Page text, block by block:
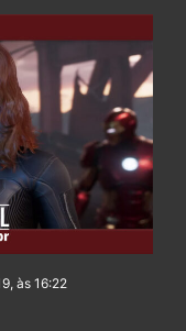
às 16:22